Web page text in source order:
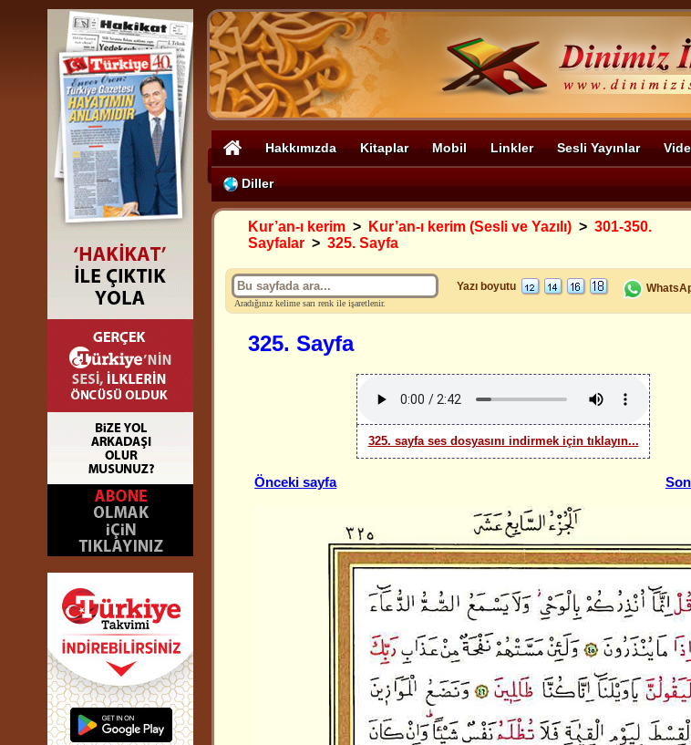
Hakkımızda Kitaplar Mobil Linkler Sesli Yayınlar
Diller
Kur’an-ı kerim > Kur’an-ı kerim (Sesli ve Yazılı) > 301-350.
Sayfalar > 325. Sayfa
Aradığınız kelime sarı renk ile işaretlenir.
Yazı boyutu
325. Sayfa
325. sayfa ses dosyasını indirmek için tıklayın...
Önceki sayfa